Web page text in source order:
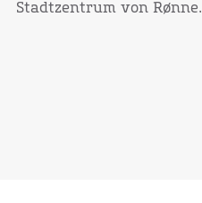
Stadtzentrum von Rønne.